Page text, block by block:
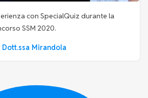
con SpecialQuiz durante la
SSM 2020.
Mirandola